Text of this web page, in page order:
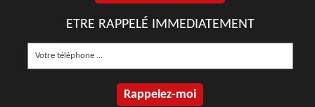
ETRE RAPPELÉ IMMEDIATEMENT